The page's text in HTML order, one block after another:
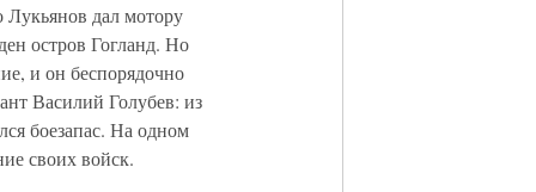
Лукьянов дал мотору
остров Гогланд. Но
и он беспорядочно
Василий Голубев: из
боезапас. На одном
своих войск.